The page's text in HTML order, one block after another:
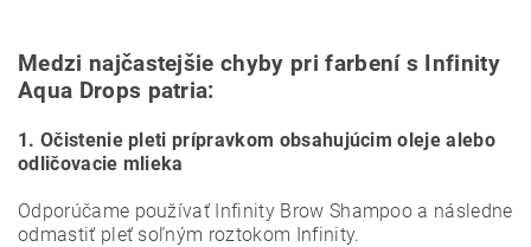
Medzi najčastejšie chyby pri farbení s Infinity
Aqua Drops patria:
1. Očistenie pleti prípravkom obsahujúcim oleje alebo
odličovacie mlieka
Odporúčame používať Infinity Brow Shampoo a následne
odmastiť pleť soľným roztokom Infinity.